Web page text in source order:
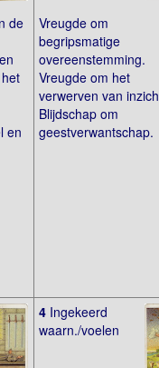
de
en
Vreugde om
begripsmatige
overeenstemming.
Vreugde om het
verwerven van
Blijdschap om
geestverwantschap.
4 Ingekeerd
waarn./voelen